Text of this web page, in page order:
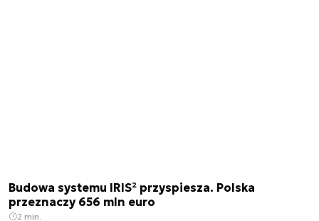
Budowa systemu IRIS² przyspiesza. Polska
przeznaczy 656 mln euro
2 min.